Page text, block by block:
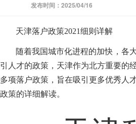
发布时间：2025/04/16
天津落户政策2021细则详解
随着我国城市化进程的加快，各
引人才的政策，天津作为北方重要的
多项落户政策，旨在吸引更多优秀人
政策的详细解读。